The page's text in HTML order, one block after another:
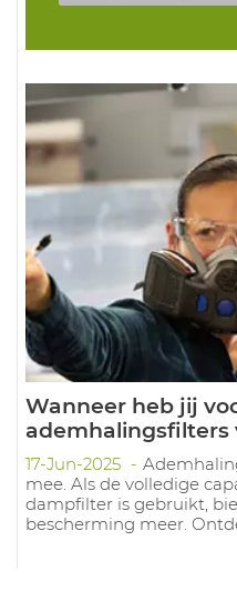
Wanneer heb jij
ademhalingsfilters
17-Jun-2025
mee. Als de volledige
dampfilter is gebruikt,
bescherming meer.